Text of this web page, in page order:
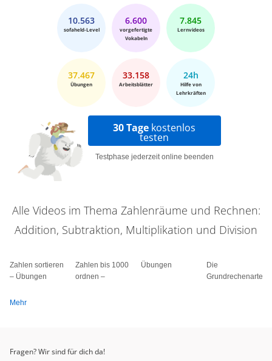
10.563
sofaheld-Level
6.600
vorgefertigte
Vokabeln
7.845
Lernvideos
37.467
Übungen
33.158
Arbeitsblätter
24h
Hilfe von
Lehrkräften
30 Tage kostenlos
testen
Testphase jederzeit online beenden
Alle Videos im Thema Zahlenräume und Rechnen:
Addition, Subtraktion, Multiplikation und Division
Zahlen sortieren
– Übungen
Zahlen bis 1000
ordnen –
Übungen
Die
Grundrechenarten
Mehr
Fragen? Wir sind für dich da!